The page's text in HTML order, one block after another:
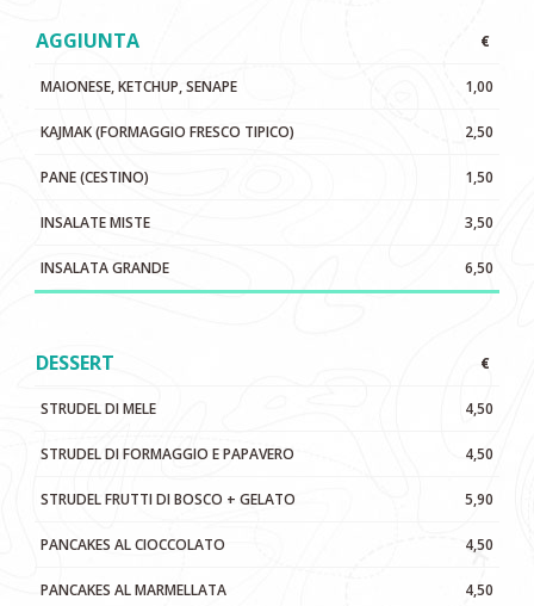
AGGIUNTA €
MAIONESE, KETCHUP, SENAPE 1,00
KAJMAK (FORMAGGIO FRESCO TIPICO) 2,50
PANE (CESTINO) 1,50
INSALATE MISTE 3,50
INSALATA GRANDE 6,50
DESSERT €
STRUDEL DI MELE 4,50
STRUDEL DI FORMAGGIO E PAPAVERO 4,50
STRUDEL FRUTTI DI BOSCO + GELATO 5,90
PANCAKES AL CIOCCOLATO 4,50
PANCAKES AL MARMELLATA 4,50